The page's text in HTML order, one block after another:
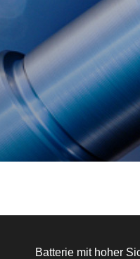
Batterie mit hoher